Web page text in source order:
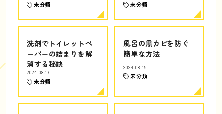
未分類 未分類
洗剤でトイレットペ
ーパーの詰まりを解
消する秘訣
2024.08.17
未分類
風呂の黒カビを防ぐ
簡単な方法
2024.08.15
未分類